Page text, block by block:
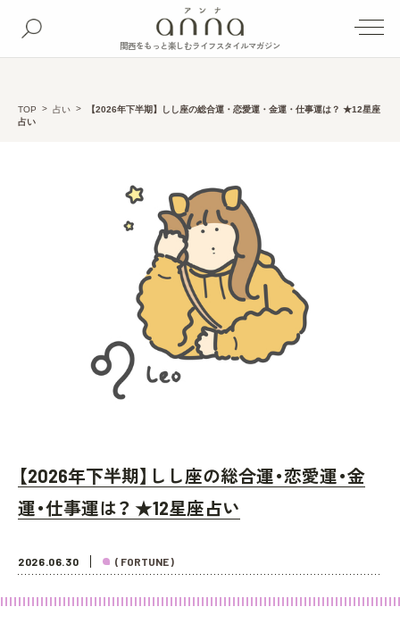
関西をもっと楽しむライフスタイルマガジン
TOP 占い
【2026年下半期】しし座の総合運・恋愛運・金運・仕事運は？ ★12星座
占い
【2026年下半期】しし座の総合運・恋愛運・金
運・仕事運は？ ★12星座占い
2026.06.30 ( FORTUNE )